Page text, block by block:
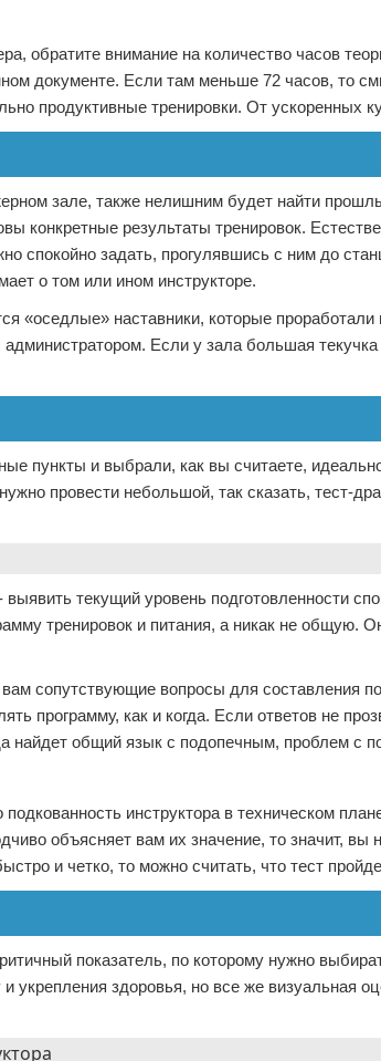
обратите внимание на количество часов
документе. Если там меньше 72 часов, то
продуктивные тренировки. От ускоренных
зале, также нелишним будет найти
конкретные результаты тренировок.
спокойно задать, прогулявшись с ним до
о том или ином инструкторе.
«оседлые» наставники, которые
Если у зала большая
пункты и выбрали, как вы считаете,
провести небольшой, так сказать, тест-
текущий уровень подготовленности
тренировок и питания, а никак не общую.
сопутствующие вопросы для составления
программу, как и когда. Если ответов не
найдет общий язык с подопечным, проблем с
инструктора в техническом
объясняет вам их значение, то значит, вы
и четко, то можно считать, что тест
показатель, по которому нужно
укрепления здоровья, но все же визуальная